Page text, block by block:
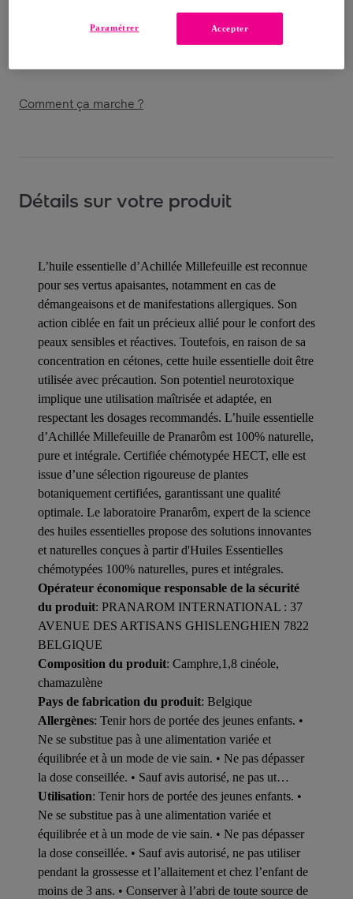
Offerte par la marque dès 21,10 € d'achat
Comment ça marche ?
Détails sur votre produit
L’huile essentielle d’Achillée Millefeuille est reconnue
pour ses vertus apaisantes, notamment en cas de
démangeaisons et de manifestations allergiques. Son
action ciblée en fait un précieux allié pour le confort des
peaux sensibles et réactives. Toutefois, en raison de sa
concentration en cétones, cette huile essentielle doit être
utilisée avec précaution. Son potentiel neurotoxique
implique une utilisation maîtrisée et adaptée, en
respectant les dosages recommandés. L’huile essentielle
d’Achillée Millefeuille de Pranarôm est 100% naturelle,
pure et intégrale. Certifiée chémotypée HECT, elle est
issue d’une sélection rigoureuse de plantes
botaniquement certifiées, garantissant une qualité
optimale. Le laboratoire Pranarôm, expert de la science
des huiles essentielles propose des solutions innovantes
et naturelles conçues à partir d'Huiles Essentielles
chémotypées 100% naturelles, pures et intégrales.
Opérateur économique responsable de la sécurité
du produit: PRANAROM INTERNATIONAL : 37
AVENUE DES ARTISANS GHISLENGHIEN 7822
BELGIQUE
Composition du produit: Camphre,1,8 cinéole,
chamazulène
Pays de fabrication du produit: Belgique
Allergènes: Tenir hors de portée des jeunes enfants. •
Ne se substitue pas à une alimentation variée et
équilibrée et à un mode de vie sain. • Ne pas dépasser
la dose conseillée. • Sauf avis autorisé, ne pas ut…
Utilisation: Tenir hors de portée des jeunes enfants. •
Ne se substitue pas à une alimentation variée et
équilibrée et à un mode de vie sain. • Ne pas dépasser
la dose conseillée. • Sauf avis autorisé, ne pas utiliser
pendant la grossesse et l’allaitement et chez l’enfant de
moins de 3 ans. • Conserver à l’abri de toute source de
Accepter
Paramétrer